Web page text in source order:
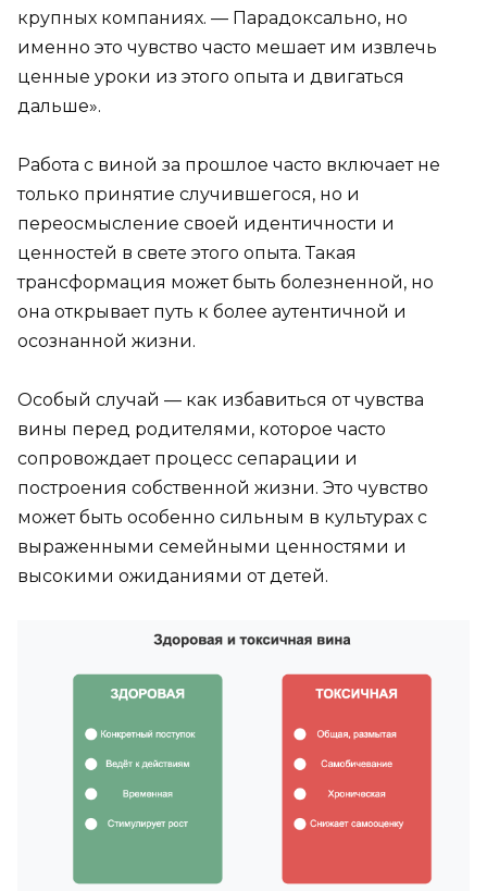
крупных компаниях. — Парадоксально, но
именно это чувство часто мешает им извлечь
ценные уроки из этого опыта и двигаться
дальше».
Работа с виной за прошлое часто включает не
только принятие случившегося, но и
переосмысление своей идентичности и
ценностей в свете этого опыта. Такая
трансформация может быть болезненной, но
она открывает путь к более аутентичной и
осознанной жизни.
Особый случай — как избавиться от чувства
вины перед родителями, которое часто
сопровождает процесс сепарации и
построения собственной жизни. Это чувство
может быть особенно сильным в культурах с
выраженными семейными ценностями и
высокими ожиданиями от детей.